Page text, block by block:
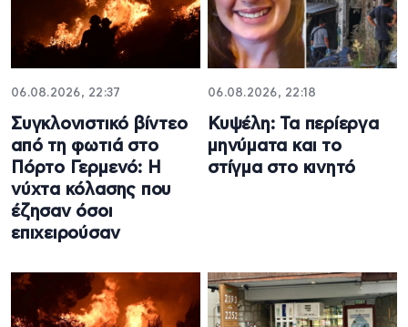
06.08.2026, 22:37
Συγκλονιστικό βίντεο
από τη φωτιά στο
Πόρτο Γερμενό: Η
νύχτα κόλασης που
έζησαν όσοι
επιχειρούσαν
06.08.2026, 22:18
Κυψέλη: Τα περίεργα
μηνύματα και το
στίγμα στο κινητό